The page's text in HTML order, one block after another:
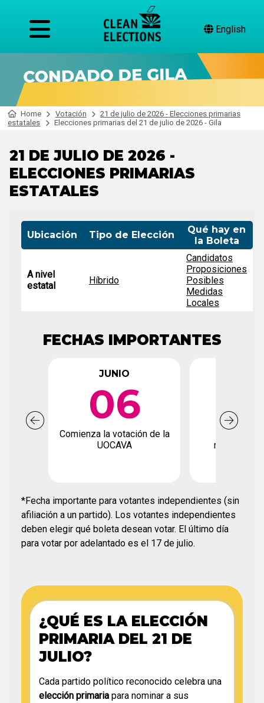
English
Home Votación
21 de julio de 2026 - Elecciones primarias
estatales
Elecciones primarias del 21 de julio de 2026 - Gila
21 DE JULIO DE 2026 -
ELECCIONES PRIMARIAS
ESTATALES
Ubicación Tipo de Elección
Qué hay en
la Boleta
A nivel
estatal
Híbrido
Candidatos
Proposiciones
Posibles
Medidas
Locales
FECHAS IMPORTANTES
JUNIO
06
Comienza la votación de la
UOCAVA
registro de
*Fecha importante para votantes independientes (sin
afiliación a un partido). Los votantes independientes
deben elegir qué boleta desean votar. El último día
para votar por adelantado es el 17 de julio.
¿QUÉ ES LA ELECCIÓN
PRIMARIA DEL 21 DE
JULIO?
Cada partido político reconocido celebra una
elección primaria para nominar a sus